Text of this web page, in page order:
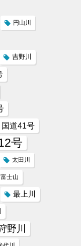
円山川
吉野川
国道41号
号
太田川
富士山
最上川
野川